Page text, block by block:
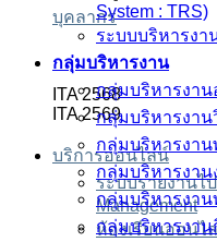
บุคลากร
ITA 2568
ITA 2569
บริการออนไลน์
ระบบรายงานไ
Management
ห้องเรียนออนไ
System : TRS)
ระบบบริหารงา
กลุ่มบริหารงาน
กลุ่มบริหารงาน
กลุ่มบริหารงาน
กลุ่มบริหารงา
กลุ่มบริหารงา
กลุ่มบริหารงาน
กลุ่มบริหารงาน